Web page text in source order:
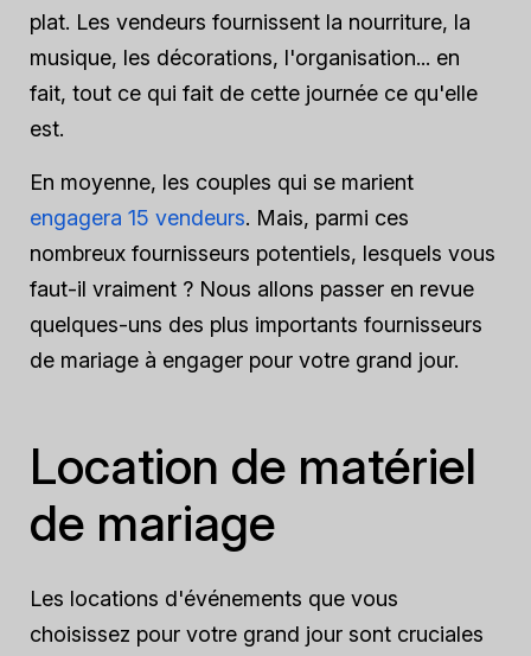
plat. Les vendeurs fournissent la nourriture, la
musique, les décorations, l'organisation... en
fait, tout ce qui fait de cette journée ce qu'elle
est.
En moyenne, les couples qui se marient
engagera 15 vendeurs. Mais, parmi ces
nombreux fournisseurs potentiels, lesquels vous
faut-il vraiment ? Nous allons passer en revue
quelques-uns des plus importants fournisseurs
de mariage à engager pour votre grand jour.
Location de matériel
de mariage
Les locations d'événements que vous
choisissez pour votre grand jour sont cruciales